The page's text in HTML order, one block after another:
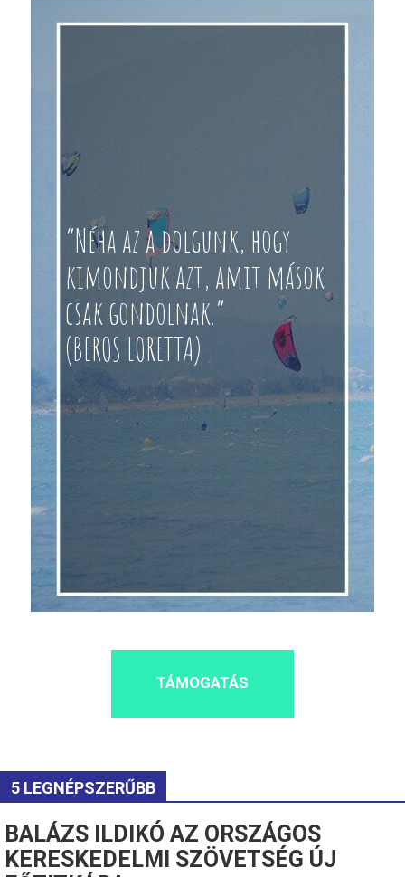
“Néha az a dolgunk, hogy
kimondjuk azt, amit mások
csak gondolnak.”
(BEROS LORETTA)
TÁMOGATÁS
5 LEGNÉPSZERŰBB
BALÁZS ILDIKÓ AZ ORSZÁGOS
KERESKEDELMI SZÖVETSÉG ÚJ